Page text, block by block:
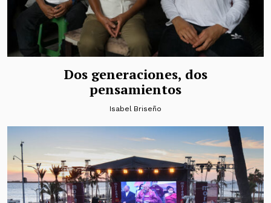
Dos generaciones, dos
pensamientos
Isabel Briseño